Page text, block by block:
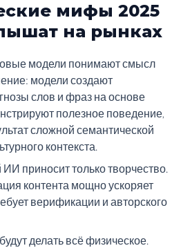
мифы 2025
на рынках
модели понимают смысл
модели создают
слов и фраз на основе
полезное поведение,
сложной семантической
контекста.
приносит только творчество.
контента мощно ускоряет
верификации и авторского
делать всё физическое.